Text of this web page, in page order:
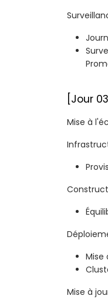
[Jour 03]
Mise à
Mise
Mise à